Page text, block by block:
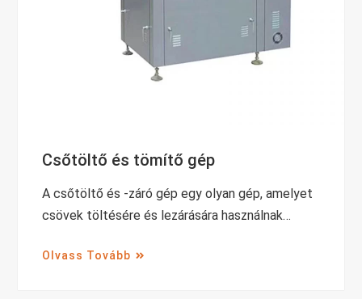
Csőtöltő és tömítő gép
A csőtöltő és -záró gép egy olyan gép, amelyet
csövek töltésére és lezárására használnak…
Olvass Tovább